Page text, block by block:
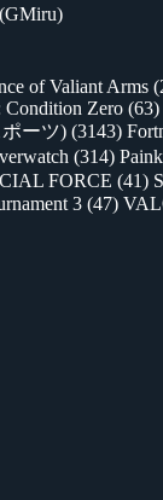
of Valiant Arms
Condition Zero (63)
ポーツ) (3143)
(314)
FORCE (41)
3 (47)